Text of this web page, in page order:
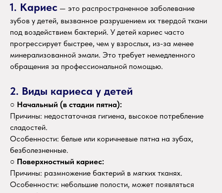
1. Кариес — это распространенное заболевание
зубов у детей, вызванное разрушением их твердой ткани
под воздействием бактерий. У детей кариес часто
прогрессирует быстрее, чем у взрослых, из-за менее
минерализованной эмали. Это требует немедленного
обращения за профессиональной помощью.
2. Виды кариеса у детей
○ Начальный (в стадии пятна):
Причины: недостаточная гигиена, высокое потребление
сладостей.
Особенности: белые или коричневые пятна на зубах,
безболезненные.
○ Поверхностный кариес:
Причины: размножение бактерий в мягких тканях.
Особенности: небольшие полости, может появляться